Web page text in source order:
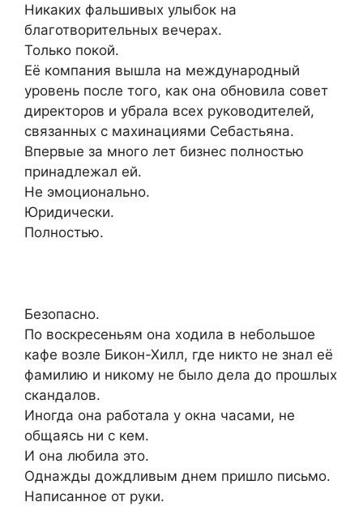
Никаких фальшивых улыбок на
благотворительных вечерах.
Только покой.
Её компания вышла на международный
уровень после того, как она обновила совет
директоров и убрала всех руководителей,
связанных с махинациями Себастьяна.
Впервые за много лет бизнес полностью
принадлежал ей.
Не эмоционально.
Юридически.
Полностью.
Безопасно.
По воскресеньям она ходила в небольшое
кафе возле Бикон-Хилл, где никто не знал её
фамилию и никому не было дела до прошлых
скандалов.
Иногда она работала у окна часами, не
общаясь ни с кем.
И она любила это.
Однажды дождливым днем пришло письмо.
Написанное от руки.